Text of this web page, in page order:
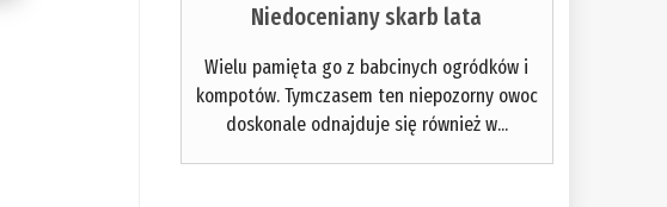
Niedoceniany skarb lata
Wielu pamięta go z babcinych ogródków i
kompotów. Tymczasem ten niepozorny owoc
doskonale odnajduje się również w...